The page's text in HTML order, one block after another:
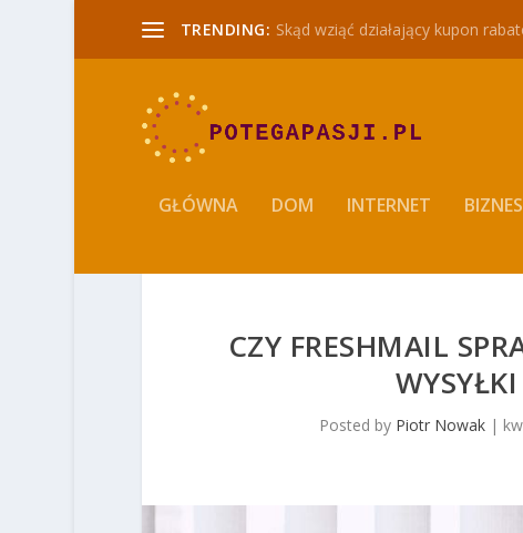
TRENDING: Skąd wziąć działający kupon
GŁÓWNA DOM INTERNET BIZNES
CZY FRESHMAIL
Posted by Piotr Nowak|